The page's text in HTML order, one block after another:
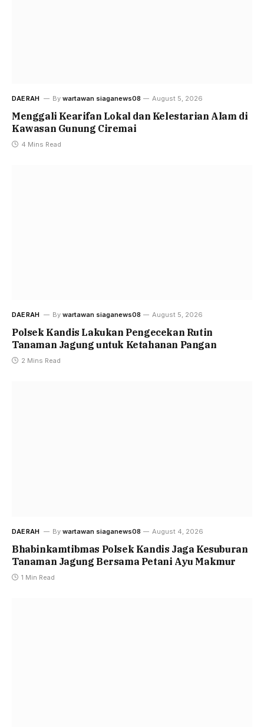
DAERAH By wartawan siaganews08 August 5, 2026
Menggali Kearifan Lokal dan Kelestarian Alam di
Kawasan Gunung Ciremai
4 Mins Read
DAERAH By wartawan siaganews08 August 5, 2026
Polsek Kandis Lakukan Pengecekan Rutin
Tanaman Jagung untuk Ketahanan Pangan
2 Mins Read
DAERAH By wartawan siaganews08 August 4, 2026
Bhabinkamtibmas Polsek Kandis Jaga Kesuburan
Tanaman Jagung Bersama Petani Ayu Makmur
1 Min Read